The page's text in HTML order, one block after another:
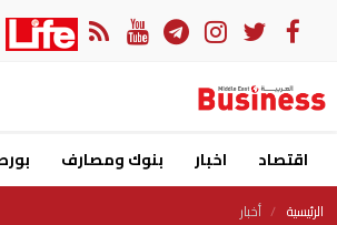
اقتصاد اخبار بنوك ومصارف
الرئيسية أخبار